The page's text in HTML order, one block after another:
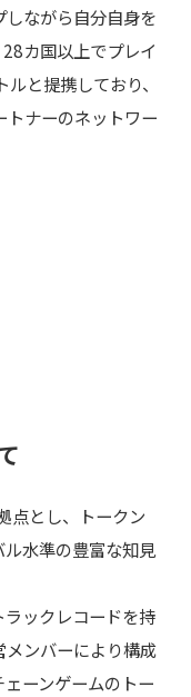
ながら自分自身を
カ国以上でプレイ
と提携しており、
トナーのネットワー
点とし、トークン
水準の豊富な知見
ックレコードを持
ンバーにより構成
ーンゲームのトー